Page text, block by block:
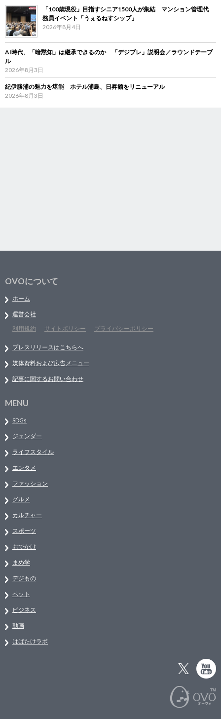
「100歳現役」目指すシニア1500人が集結 マンション管理代
務員イベント「うぇるねすシップ」
2026年8月4日
AI時代、「暗黙知」は継承できるのか 「デジブレ」説明会／ラウンドテーブ
ル
2026年8月3日
紀伊勝浦の魅力を堪能 ホテル浦島、日昇館をリニューアル
2026年8月3日
OVOについて
ホーム
運営会社
利用規約
サイトポリシー プライバシーポリシー
プレスリリースはこちらへ
媒体資料および広告メニュー
記事に関するお問い合わせ
MENU
SDGs
ジェンダー
ライフスタイル
エンタメ
ファッション
グルメ
カルチャー
スポーツ
おでかけ
まめ学
デジもの
ペット
ビジネス
動画
はばたけラボ